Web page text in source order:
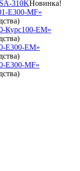
310KНовинка!
Е300-MF»
Курс100-ЕМ»
Е300-EM»
Е300-MF»